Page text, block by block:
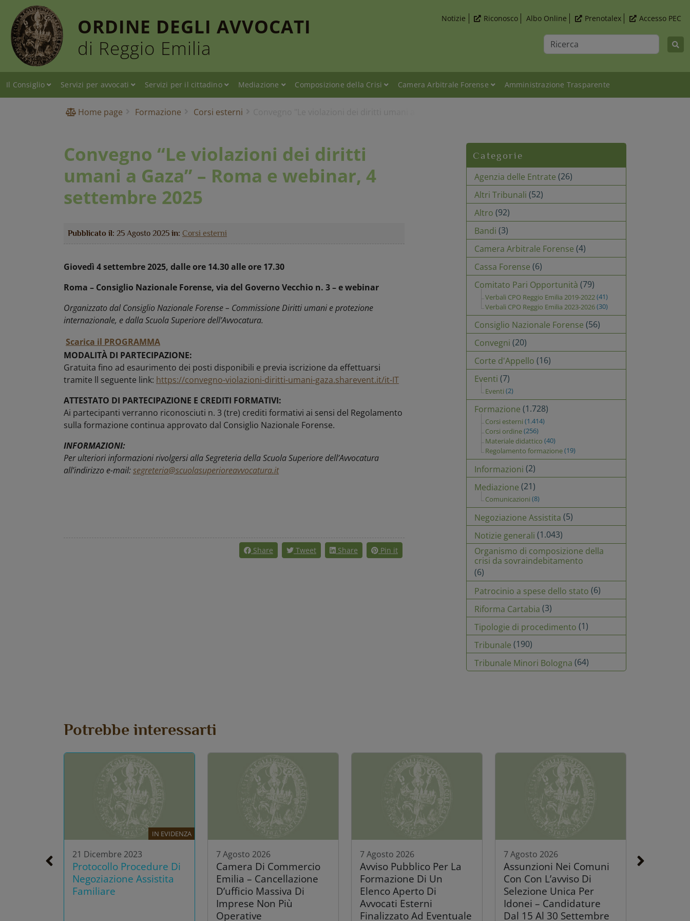
ORDINE DEGLI AVVOCATI
di Reggio Emilia
Ricerca
Notizie Riconosco Albo Online Prenotalex Accesso PEC
Il Consiglio Servizi per avvocati Servizi per il cittadino Mediazione Composizione della Crisi Camera Arbitrale Forense Amministrazione Trasparente
Home page Formazione Corsi esterni
Convegno “Le violazioni dei diritti
umani a Gaza” – Roma e webinar, 4
settembre 2025
Pubblicato il: 25 Agosto 2025 in: Corsi esterni
Giovedì 4 settembre 2025, dalle ore 14.30 alle ore 17.30
Roma – Consiglio Nazionale Forense, via del Governo Vecchio n. 3 – e webinar
Organizzato dal Consiglio Nazionale Forense – Commissione Diritti umani e protezione
internazionale, e dalla Scuola Superiore dell’Avvocatura.
Scarica il PROGRAMMA
MODALITÀ DI PARTECIPAZIONE:
Gratuita fino ad esaurimento dei posti disponibili e previa iscrizione da effettuarsi
tramite ll seguente link: https://convegno-violazioni-diritti-umani-gaza.sharevent.it/it-IT
ATTESTATO DI PARTECIPAZIONE E CREDITI FORMATIVI:
Ai partecipanti verranno riconosciuti n. 3 (tre) crediti formativi ai sensi del Regolamento
sulla formazione continua approvato dal Consiglio Nazionale Forense.
INFORMAZIONI:
Per ulteriori informazioni rivolgersi alla Segreteria della Scuola Superiore dell’Avvocatura
all’indirizzo e-mail:segreteria@scuolasuperioreavvocatura.it
Share Tweet Share Pin it
Categorie
Agenzia delle Entrate (26)
Altri Tribunali (52)
Altro (92)
Bandi (3)
Camera Arbitrale Forense (4)
Cassa Forense (6)
Comitato Pari Opportunità (79)
Verbali CPO Reggio Emilia 2019-2022(41)
Verbali CPO Reggio Emilia 2023-2026(30)
Consiglio Nazionale Forense (56)
Convegni (20)
Corte d'Appello (16)
Eventi (7)
Eventi (2)
Formazione (1.728)
Corsi esterni (1.414)
Corsi ordine(256)
Materiale didattico (40)
Regolamento formazione(19)
Informazioni (2)
Mediazione (21)
Comunicazioni (8)
Negoziazione Assistita (5)
Notizie generali (1.043)
Organismo di composizione della
crisi da sovraindebitamento
(6)
Patrocinio a spese dello stato (6)
Riforma Cartabia (3)
Tipologie di procedimento (1)
Tribunale (190)
Tribunale Minori Bologna (64)
Potrebbe interessarti
IN EVIDENZA
21 Dicembre 2023
Protocollo Procedure Di
Negoziazione Assistita
Familiare
7 Agosto 2026
Camera Di Commercio
Emilia – Cancellazione
D’ufficio Massiva Di
Imprese Non Più
Operative
7 Agosto 2026
Avviso Pubblico Per La
Formazione Di Un
Elenco Aperto Di
Avvocati Esterni
Finalizzato Ad Eventuale
7 Agosto 2026
Assunzioni Nei Comuni
Con Con L’avviso Di
Selezione Unica Per
Idonei – Candidature
Dal 15 Al 30 Settembre